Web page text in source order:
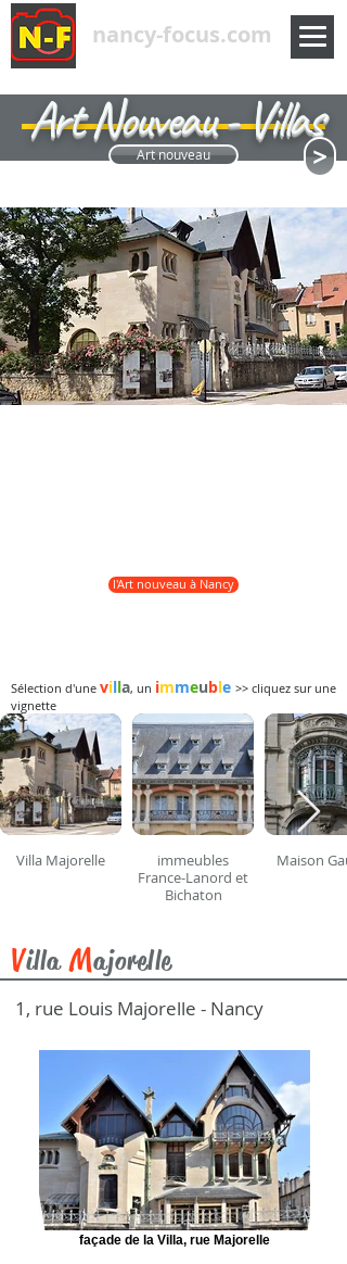
nancy-focus.com
Art Nouveau - Villas
<
Art nouveau
l'Art nouveau à Nancy
Sélection d'une villa, un immeuble >> cliquez sur une
vignette
Villa Majorelle
immeubles
France-Lanord et
Bichaton
Maison
VillaMajorelle
1, rue Louis Majorelle - Nancy
façade de la Villa, rue Majorelle